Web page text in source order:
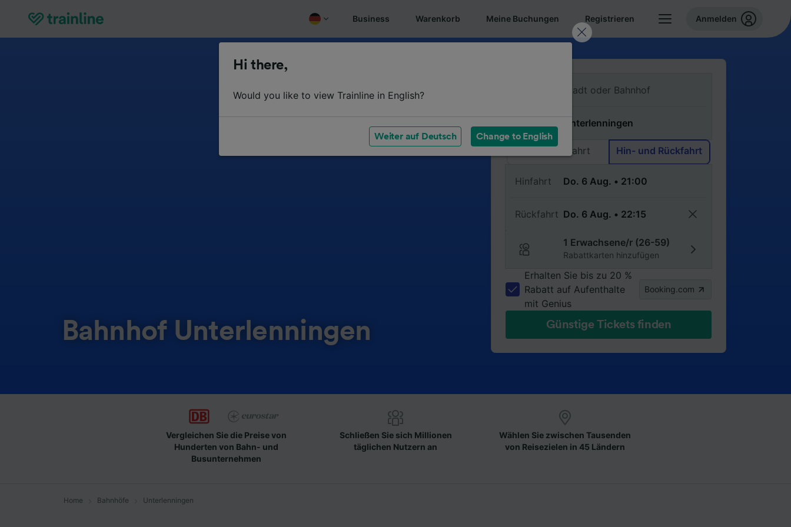
Business Warenkorb Meine Buchungen Registrieren Anmelden
Bahnhof Unterlenningen
Einfache Fahrt Hin- und Rückfahrt
Hinfahrt
Rückfahrt
1 Erwachsene/r (26-59)
Rabattkarten hinzufügen
Erhalten Sie bis zu 20 %
Rabatt auf Aufenthalte
mit Genius
Booking.com
Günstige Tickets finden
Vergleichen Sie die Preise von
Hunderten von Bahn- und
Busunternehmen
Schließen Sie sich Millionen
täglichen Nutzern an
Wählen Sie zwischen Tausenden
von Reisezielen in 45 Ländern
Home Bahnhöfe Unterlenningen
Hi there,
Would you like to view Trainline in English?
Weiter auf Deutsch Change to English